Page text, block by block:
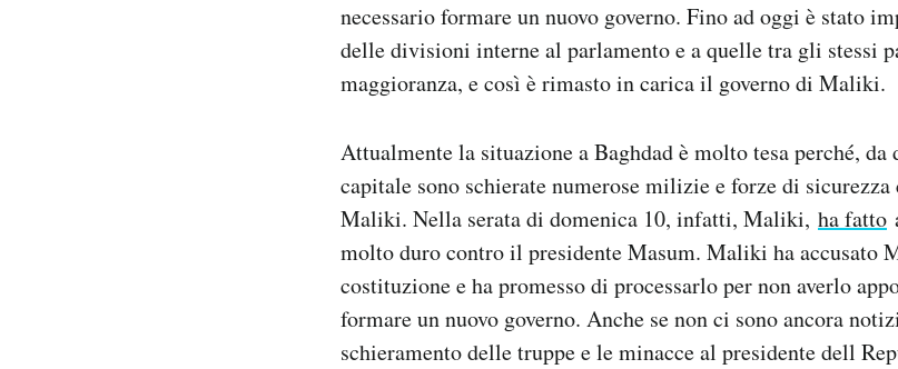
necessario formare un nuovo governo. Fino ad oggi è stato
delle divisioni interne al parlamento e a quelle tra gli stessi
maggioranza, e così è rimasto in carica il governo di Maliki.
Attualmente la situazione a Baghdad è molto tesa perché,
capitale sono schierate numerose milizie e forze di
Maliki. Nella serata di domenica 10, infatti, Maliki, ha fatto
molto duro contro il presidente Masum. Maliki ha accusato
costituzione e ha promesso di processarlo per non averlo
formare un nuovo governo. Anche se non ci sono ancora
schieramento delle truppe e le minacce al presidente dell